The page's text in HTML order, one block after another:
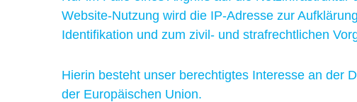
Website-Nutzung wird die IP-Adresse zur
Identifikation und zum zivil- und strafrechtlichen
Hierin besteht unser berechtigtes Interesse an der
der Europäischen Union.